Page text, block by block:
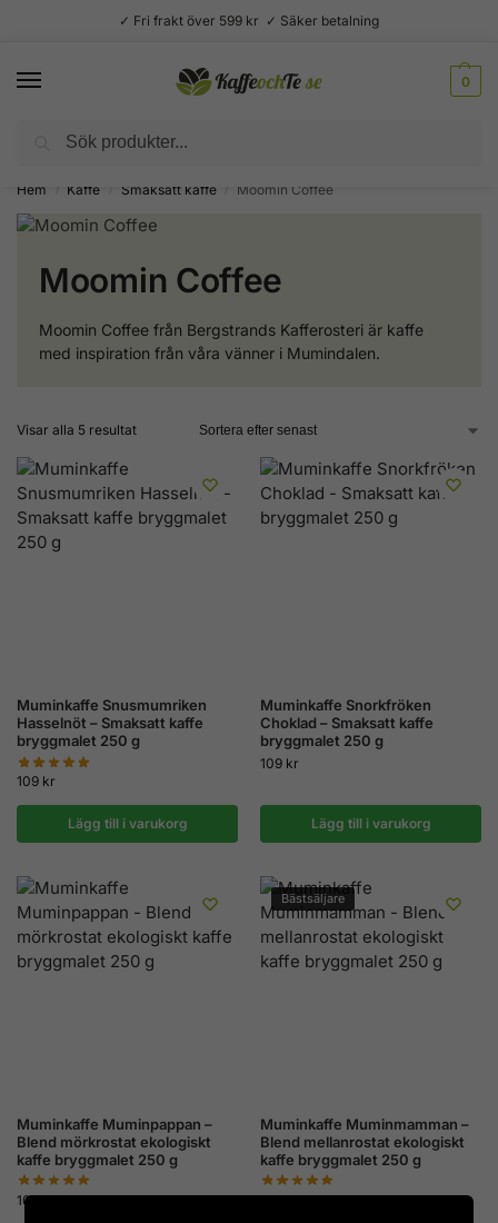
✓ Fri frakt över 599 kr ✓ Säker betalning
0
Välsmakande vardagslyx –
Hem Kaffe Smaksatt kaffe Moomin Coffee
Moomin Coffee
Moomin Coffee från Bergstrands Kafferosteri är kaffe
med inspiration från våra vänner i Mumindalen.
Visar alla 5 resultat
Muminkaffe Snusmumriken
Hasselnöt – Smaksatt kaffe
bryggmalet 250 g
109 kr
Lägg till i varukorg
Muminkaffe Snorkfröken
Choklad – Smaksatt kaffe
bryggmalet 250 g
109 kr
Lägg till i varukorg
Muminkaffe Muminpappan –
Blend mörkrostat ekologiskt
kaffe bryggmalet 250 g
109kr
Bästsäljare
Muminkaffe Muminmamman –
Blend mellanrostat ekologiskt
kaffe bryggmalet 250 g
109kr